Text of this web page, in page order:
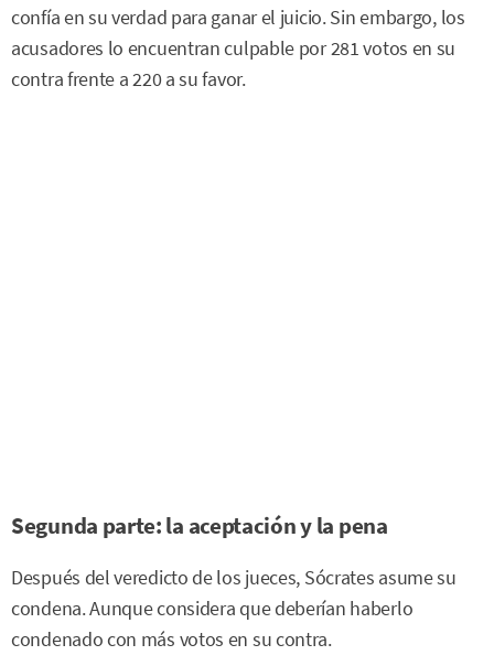
confía en su verdad para ganar el juicio. Sin embargo, los
acusadores lo encuentran culpable por 281 votos en su
contra frente a 220 a su favor.
Segunda parte: la aceptación y la pena
Después del veredicto de los jueces, Sócrates asume su
condena. Aunque considera que deberían haberlo
condenado con más votos en su contra.